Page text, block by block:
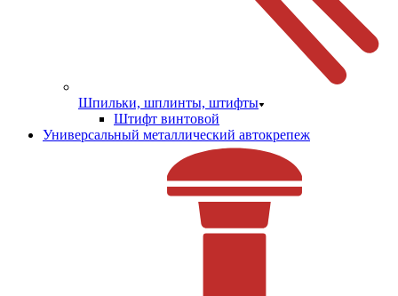
Шпильки, шплинты, штифты
Штифт винтовой
Универсальный металлический автокрепеж